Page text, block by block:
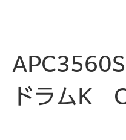
ドラムK